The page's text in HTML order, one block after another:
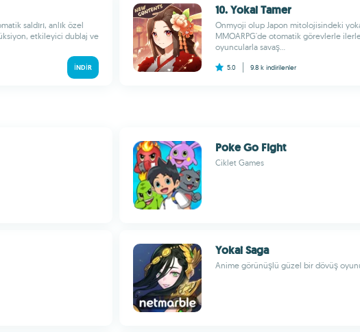
saldırı, anlık özel
etkileyici dublaj ve
İNDIR
10. Yokai Tamer
Onmyoji olup Japon mitolojisindeki
MMOARPG'de otomatik görevlerle
oyuncularla savaş...
5.0 9.8 k indirilenler
Poke Go Fight
Ciklet Games
Yokai Saga
Anime görünüşlü güzel bir dövüş